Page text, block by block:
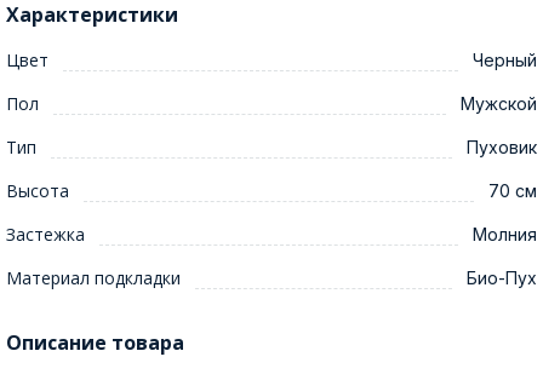
Характеристики
Цвет Черный
Пол Мужской
Тип Пуховик
Высота 70 см
Застежка Молния
Материал подкладки Био-Пух
Описание товара